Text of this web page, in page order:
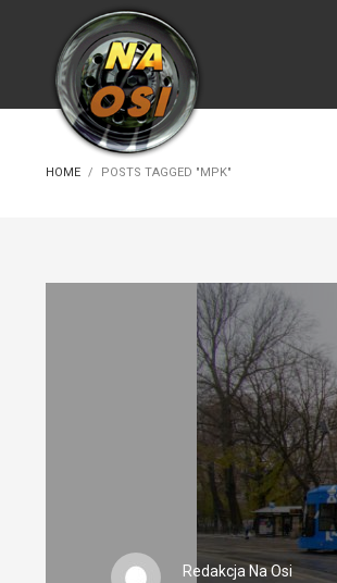
HOME POSTS TAGGED "MPK"
Redakcja Na Osi